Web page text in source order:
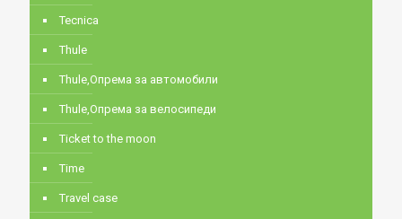
Tecnica
Thule
Thule,Опрема за автомобили
Thule,Опрема за велосипеди
Ticket to the moon
Time
Travel case